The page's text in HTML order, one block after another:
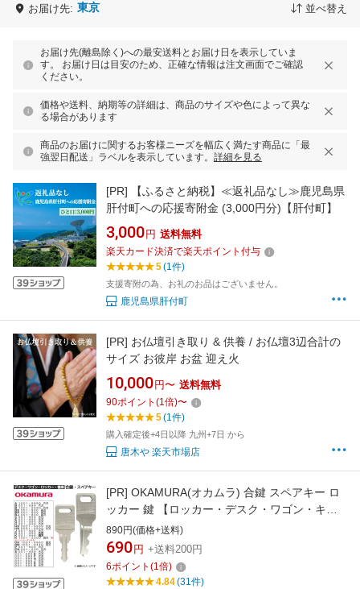
お届け先: 東京 並べ替え
お届け先(離島除く)への最安送料とお届け日を表示していま
す。 お届け日は目安のため、正確な情報は注文画面でご確認
ください。
価格や送料、納期等の詳細は、商品のサイズや色によって異な
る場合があります
商品のお届けに関するお客様ニーズを幅広く満たす商品に「最
強翌日配送」ラベルを表示しています。 詳細を見る
[PR]
【ふるさと納税】≪返礼品なし≫鹿児島県
肝付町への応援寄附金 (3,000円分)【肝付町】
3,000 円 送料無料
楽天カード決済で楽天ポイント付与
5(1件)
支援寄附の為、お礼のお品はございません。
鹿児島県肝付町
[PR] お仏壇引き取り & 供養 / お仏壇3辺合計の
サイズ お彼岸 お盆 迎え火
10,000 円〜 送料無料
90ポイント (1倍)〜
5(1件)
購入確定後+4日以降 九州+7日 から
唐木や 楽天市場店
[PR] OKAMURA(オカムラ) 合鍵 スペアキー ロ
ッカー 鍵 【ロッカー・デスク・ワゴン・キャ
ビネット・袖机・脇机・書庫・保管庫 用】鍵
カギ 合カギ 合鍵作製 複製 合カギ作製 合鍵作成
合カギ作成 合鍵 作成 更衣 更衣室 更衣室ロッカ
ー
890円(価格+送料)
690 円 +送料200円
6ポイント (1倍)
4.84(31件)